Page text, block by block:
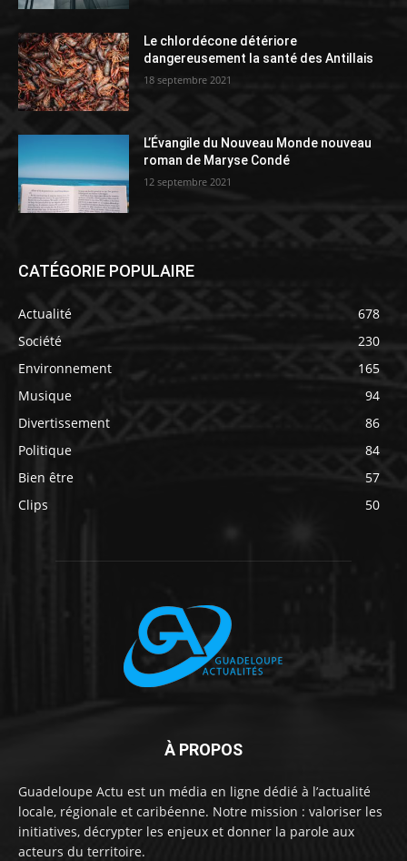
Le chlordécone détériore
dangereusement la santé des Antillais
18 septembre 2021
L’Évangile du Nouveau Monde nouveau
roman de Maryse Condé
12 septembre 2021
CATÉGORIE POPULAIRE
Actualité
678
Société
230
Environnement
165
Musique
94
Divertissement
86
Politique
84
Bien être
57
Clips
50
À PROPOS
Guadeloupe Actu est un média en ligne dédié à l’actualité
locale, régionale et caribéenne. Notre mission : valoriser les
initiatives, décrypter les enjeux et donner la parole aux
acteurs du territoire.